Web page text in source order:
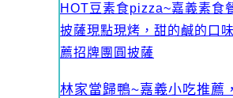
HOT豆素食pizza~嘉義素食
披薩現點現烤，甜的鹹的口
薦招牌團圓披薩
林家當歸鴨~嘉義小吃推薦